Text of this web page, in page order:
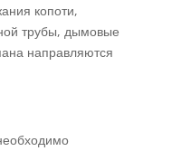
копоти,
трубы, дымовые
направляются